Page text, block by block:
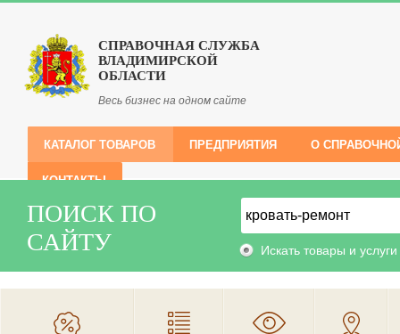
СПРАВОЧНАЯ СЛУЖБА
ВЛАДИМИРСКОЙ
ОБЛАСТИ
Весь бизнес на одном сайте
КАТАЛОГ ТОВАРОВ ПРЕДПРИЯТИЯ О
КОНТАКТЫ
ПОИСК ПО
САЙТУ
Искать товары и услуги